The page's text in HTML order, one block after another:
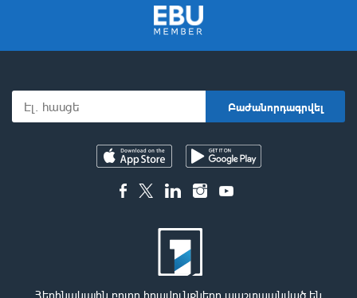
Հեղինակային բոլոր իրավունքները պաշտպանված են